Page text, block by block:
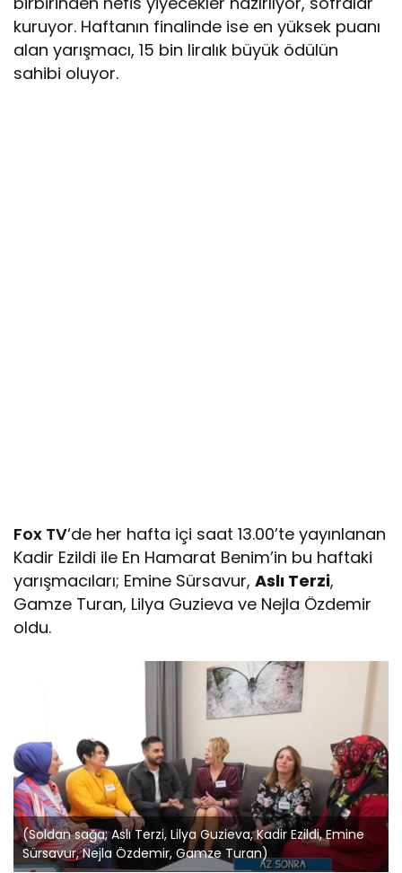
kuruyor. Haftanın finalinde ise en yüksek puanı
alan yarışmacı, 15 bin liralık büyük ödülün
sahibi oluyor.
Fox TV‘de her hafta içi saat 13.00’te yayınlanan
Kadir Ezildi ile En Hamarat Benim’in bu haftaki
yarışmacıları; Emine Sürsavur,Aslı Terzi,
Gamze Turan, Lilya Guzieva ve Nejla Özdemir
oldu.
(Soldan sağa; Aslı Terzi, Lilya Guzieva, Kadir Ezildi, Emine
Sürsavur, Nejla Özdemir, Gamze Turan)